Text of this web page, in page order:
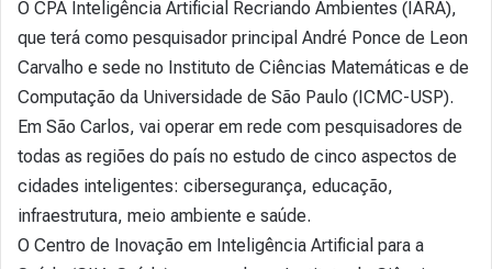
O CPA Inteligência Artificial Recriando Ambientes (IARA),
que terá como pesquisador principal André Ponce de Leon
Carvalho e sede no Instituto de Ciências Matemáticas e de
Computação da Universidade de São Paulo (ICMC-USP).
Em São Carlos, vai operar em rede com pesquisadores de
todas as regiões do país no estudo de cinco aspectos de
cidades inteligentes: cibersegurança, educação,
infraestrutura, meio ambiente e saúde.
O Centro de Inovação em Inteligência Artificial para a